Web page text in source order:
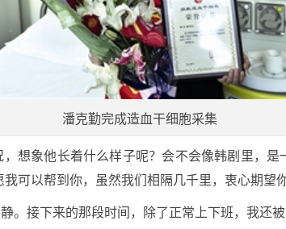
潘克勤完成造血干细胞采集
想象他长着什么样子呢？会不会像韩剧里，是
可以帮到你，虽然我们相隔几千里，衷心期望
。接下来的那段时间，除了正常上下班，我还被